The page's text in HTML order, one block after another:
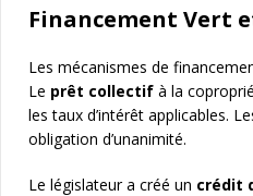
Financement Vert
Les mécanismes de
Le prêt collectif à la
les taux d’intérêt applicables.
obligation d’unanimité.
Le législateur a créé un crédit